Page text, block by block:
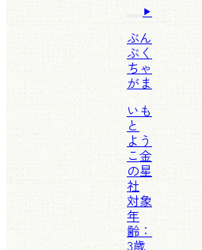
ぶん
ぶく
ちゃ
がま
いも
と
よう
こ金
の星
社
対象
年
齢：
3歳